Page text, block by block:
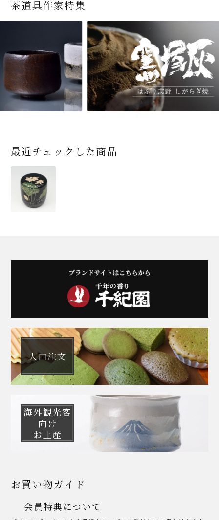
茶道具作家特集
最近チェックした商品
大口注文
海外観光客
向け
お土産
お買い物ガイド
会員特典について